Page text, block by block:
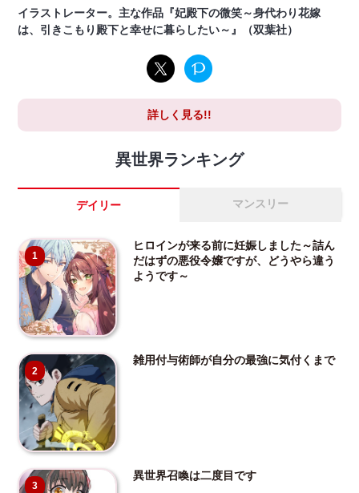
イラストレーター。主な作品『妃殿下の微笑～身代わり花嫁
は、引きこもり殿下と幸せに暮らしたい～』（双葉社）
詳しく見る!!
異世界ランキング
デイリー マンスリー
1
ヒロインが来る前に妊娠しました～詰ん
だはずの悪役令嬢ですが、どうやら違う
ようです～
2
雑用付与術師が自分の最強に気付くまで
3
異世界召喚は二度目です